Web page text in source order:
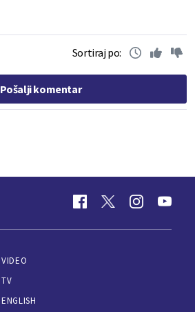
Sortiraj po:
Pošalji komentar
VIDEO
TV
ENGLISH